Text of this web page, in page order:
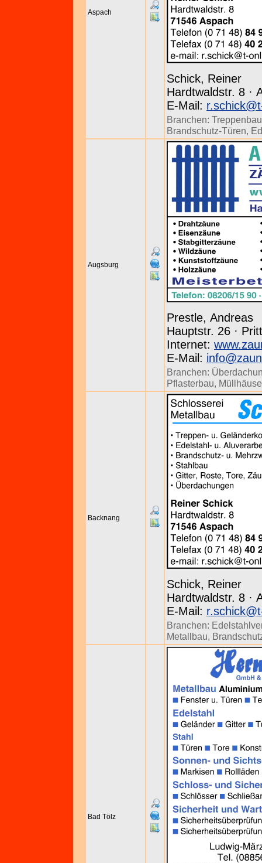
Aspach
Schick, Reiner
Hardtwaldstr. 8 ·
E-Mail:
Branchen: Treppenbau
Brandschutz-Türen,
Augsburg
Prestle, Andreas
Hauptstr. 26 ·
Internet:
E-Mail:
Branchen:
Pflasterbau,
Backnang
Schick, Reiner
Hardtwaldstr. 8 ·
E-Mail:
Branchen:
Metallbau,
Bad Tölz